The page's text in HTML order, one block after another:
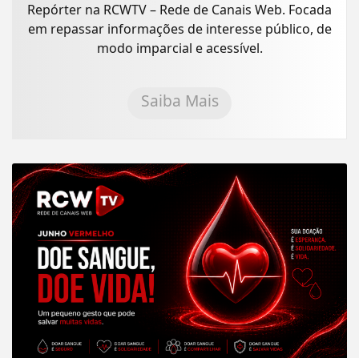
Repórter na RCWTV – Rede de Canais Web. Focada
em repassar informações de interesse público, de
modo imparcial e acessível.
Saiba Mais